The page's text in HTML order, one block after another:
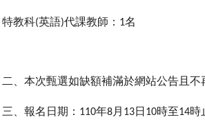
特教科(英語)代課教師： 1名
二、本次甄選如缺額補滿於網站公告且不
三、報名日期： 110年8月 13日 10時至14時